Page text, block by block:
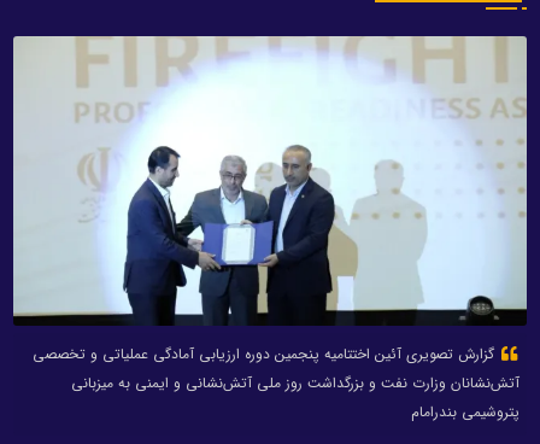
گزارش تصویری آئین اختتامیه پنجمین دوره ارزیابی آمادگی عملیاتی و تخصصی
آتش‌نشانان وزارت نفت و بزرگداشت روز ملی آتش‌نشانی و ایمنی به میزبانی
پتروشیمی بندرامام